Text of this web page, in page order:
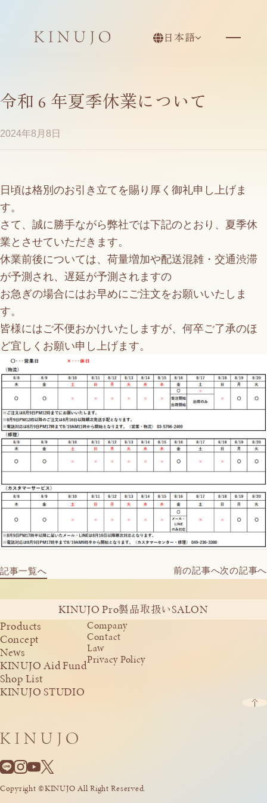
日本語
令和 6 年夏季休業について
2024年8月8日
日頃は格別のお引き立てを賜り厚く御礼申し上げま
す。
さて、誠に勝手ながら弊社では下記のとおり、夏季休
業とさせていただきます。
休業前後については、荷量増加や配送混雑・交通渋滞
が予測され、遅延が予測されますの
お急ぎの場合にはお早めにご注文をお願いいたしま
す。
皆様にはご不便おかけいたしますが、何卒ご了承のほ
ど宜しくお願い申し上げます。
記事一覧へ 前の記事へ次の記事へ
KINUJO Pro製品取扱いSALON
Products
Concept
News
KINUJO Aid Fund
Shop List
KINUJO STUDIO
Company
Contact
Law
Privacy Policy
Copyright ©KINUJO All Right Reserved.